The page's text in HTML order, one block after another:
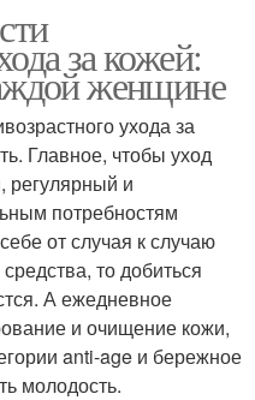
Уход за густыми
волосами
Грамотный уход
за кожей:
женщине
ухода за
Главное, чтобы уход
и
потребностям
от случая к случаю
то добиться
А ежедневное
и очищение кожи,
anti-age и бережное
молодость.